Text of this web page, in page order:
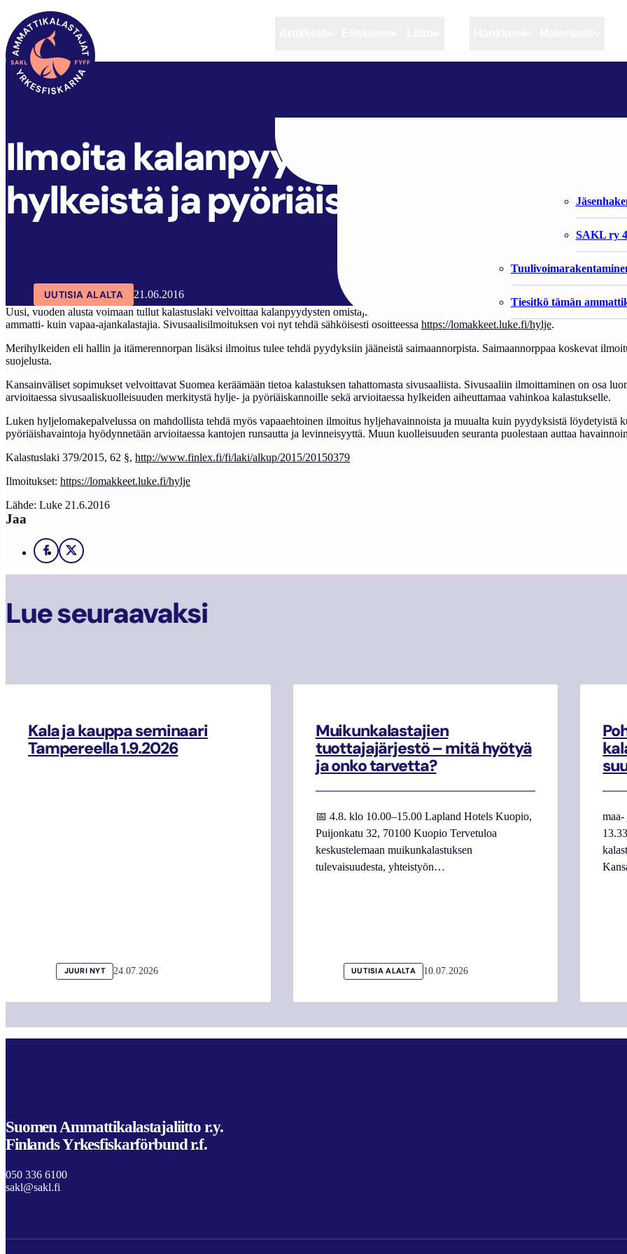
Artikkelit Elinkeino
Rannikko ja
Elinkeinokalatalouden
Kalat ja kalatalous
Vahinkoeläimet
Tiesitkö tämän
Liitto
Liiton
SAKL ry
SAKL ARTIKKELIT
Ilmoita kalanpyydykseen jääneistä
hylkeistä ja pyöriäisistä
UUTISIA ALALTA
21.06.2016
Uusi, vuoden alusta voimaan tullut kalastuslaki velvoittaa kalanpyydysten omistajia ilmoittamaan sivusaaliiksi jääneistä hylkeistä ja
ammatti- kuin vapaa-ajankalastajia. Sivusaalisilmoituksen voi nyt tehdä sähköisesti osoitteessa https://lomakkeet.luke.fi/hylje.
Merihylkeiden eli hallin ja itämerennorpan lisäksi ilmoitus tulee tehdä pyydyksiin jääneistä saimaannorpista. Saimaannorppaa koskevat
suojelusta.
Kansainväliset sopimukset velvoittavat Suomea keräämään tietoa kalastuksen tahattomasta sivusaaliista. Sivusaaliin ilmoittaminen on osa
arvioitaessa sivusaaliskuolleisuuden merkitystä hylje- ja pyöriäiskannoille sekä arvioitaessa hylkeiden aiheuttamaa vahinkoa kalastukselle.
Luken hyljelomakepalvelussa on mahdollista tehdä myös vapaaehtoinen ilmoitus hyljehavainnoista ja muualta kuin pyydyksistä löydetyistä
pyöriäishavaintoja hyödynnetään arvioitaessa kantojen runsautta ja levinneisyyttä. Muun kuolleisuuden seuranta puolestaan auttaa
Kalastuslaki 379/2015, 62 §, http://www.finlex.fi/fi/laki/alkup/2015/20150379
Ilmoitukset: https://lomakkeet.luke.fi/hylje
Lähde: Luke 21.6.2016
Jaa
Facebook
X
Lue seuraavaksi
Kala ja kauppa seminaari
Tampereella 1.9.2026
JUURI NYT 24.07.2026
Muikunkalastajien
tuottajajärjestö – mitä hyötyä
ja onko tarvetta?
📅 4.8. klo 10.00–15.00 Lapland Hotels Kuopio,
Puijonkatu 32, 70100 Kuopio Tervetuloa
keskustelemaan muikunkalastuksen
tulevaisuudesta, yhteistyön…
UUTISIA ALALTA 10.07.2026
Suomen Ammattikalastajaliitto r.y.
Finlands Yrkesfiskarförbund r.f.
050 336 6100
sakl@sakl.fi